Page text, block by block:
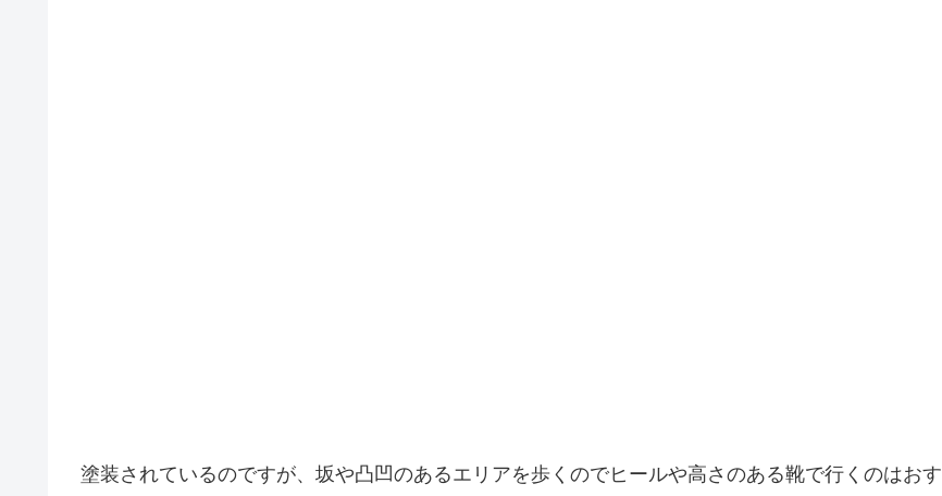
塗装されているのですが、坂や凸凹のあるエリアを歩くのでヒールや高さのある靴で行くのはおす